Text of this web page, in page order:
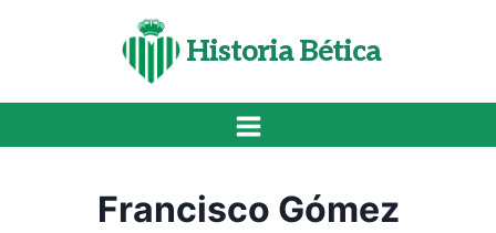
Historia Bética
Francisco Gómez